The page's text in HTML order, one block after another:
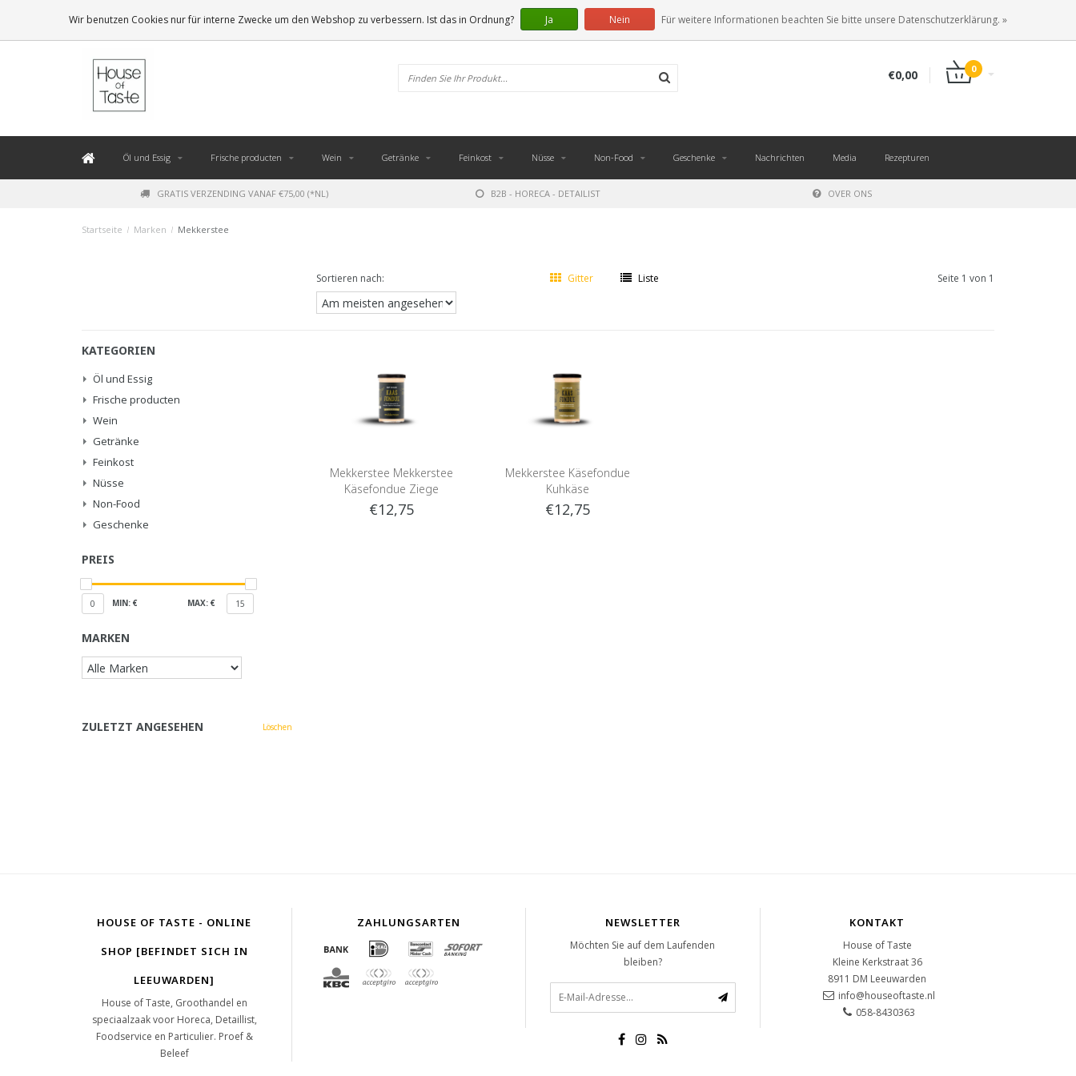
ANMELDEN KUNDENKONTO ANLEGEN
DE
€0,00 0
Öl und Essig Frische producten Wein Getränke Feinkost Nüsse Non-Food Geschenke Nachrichten Media Rezepturen
GRATIS VERZENDING VANAF €75,00 (*NL) B2B - HORECA - DETAILIST OVER ONS
Startseite / Marken / Mekkerstee
Sortieren nach: Gitter Liste Seite 1 von 1
KATEGORIEN
Öl und Essig
Frische producten
Wein
Getränke
Feinkost
Nüsse
Non-Food
Geschenke
PREIS
0 MIN: € MAX: € 15
MARKEN
ZULETZT ANGESEHEN Löschen
Mekkerstee Mekkerstee
Käsefondue Ziege
€12,75
Mekkerstee Käsefondue
Kuhkäse
€12,75
HOUSE OF TASTE - ONLINE
SHOP [BEFINDET SICH IN
LEEUWARDEN]
House of Taste, Groothandel en
speciaalzaak voor Horeca, Detaillist,
Foodservice en Particulier. Proef &
Beleef
ZAHLUNGSARTEN NEWSLETTER
Möchten Sie auf dem Laufenden
bleiben?
KONTAKT
House of Taste
Kleine Kerkstraat 36
8911 DM Leeuwarden
info@houseoftaste.nl
058-8430363
Wir benutzen Cookies nur für interne Zwecke um den Webshop zu verbessern. Ist das in Ordnung? Ja Nein Für weitere Informationen beachten Sie bitte unsere Datenschutzerklärung. »